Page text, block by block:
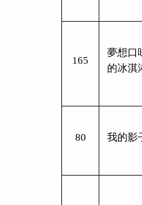
165
夢想口
的冰淇
80 我的影